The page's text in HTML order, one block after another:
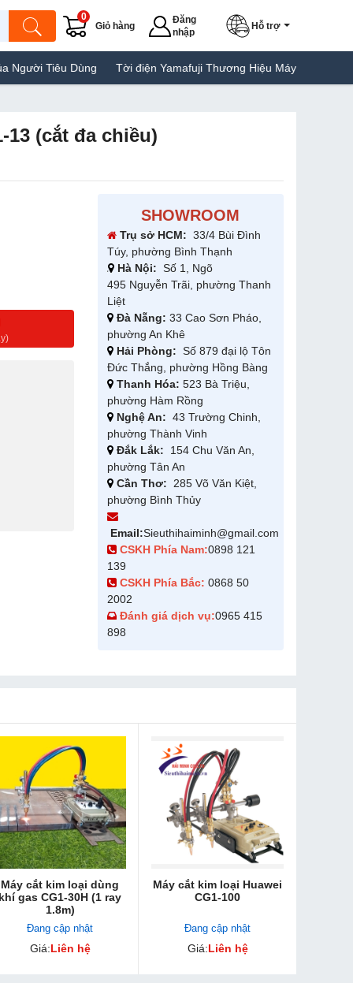
Giỏ hàng
0
Đăng
nhập
Hỗ trợ
Dùng Tời điện Yamafuji Thương Hiệu Máy Tời Giá Rẻ Tại Việt
13 (cắt đa chiều)
SHOWROOM
Trụ sở HCM: 33/4 Bùi Đình
Túy, phường Bình Thạnh
Hà Nội: Số 1, Ngõ
495 Nguyễn Trãi, phường Thanh
Liệt
Đà Nẵng: 33 Cao Sơn Pháo,
phường An Khê
Hải Phòng: Số 879 đại lộ Tôn
Đức Thắng, phường Hồng Bàng
Thanh Hóa: 523 Bà Triệu,
phường Hàm Rồng
Nghệ An: 43 Trường Chinh,
phường Thành Vinh
Đắk Lắk: 154 Chu Văn An,
phường Tân An
Cần Thơ: 285 Võ Văn Kiệt,
phường Bình Thủy
Email:Sieuthihaiminh@gmail.com
CSKH Phía Nam:0898 121
139
CSKH Phía Bắc: 0868 50
2002
Đánh giá dịch vụ:0965 415
898
Máy cắt kim loại dùng
khí gas CG1-30H (1 ray
1.8m)
Đang cập nhật
Giá:Liên hệ
Máy cắt kim loại Huawei
CG1-100
Đang cập nhật
Giá:Liên hệ